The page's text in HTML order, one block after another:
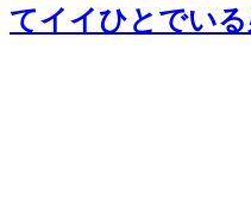
てイイひとでいる